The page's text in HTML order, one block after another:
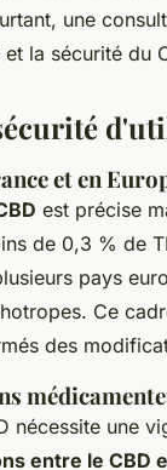
une
la sécurité du
et en
est précise
de 0,3 % de
pays
Ce
des
nécessite une
entre le CBD